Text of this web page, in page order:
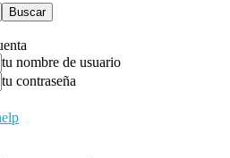
tu nombre de usuario
tu contraseña